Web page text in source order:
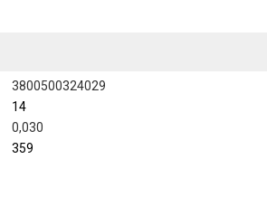
3800500324029
14
0,030
359